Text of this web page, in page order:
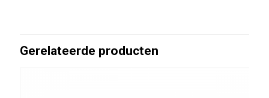
Gerelateerde producten